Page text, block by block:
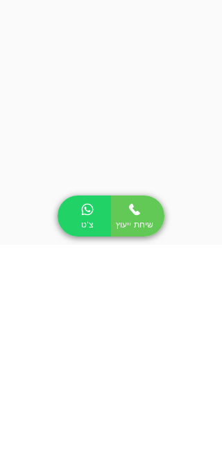
צ'ט שיחת ייעוץ